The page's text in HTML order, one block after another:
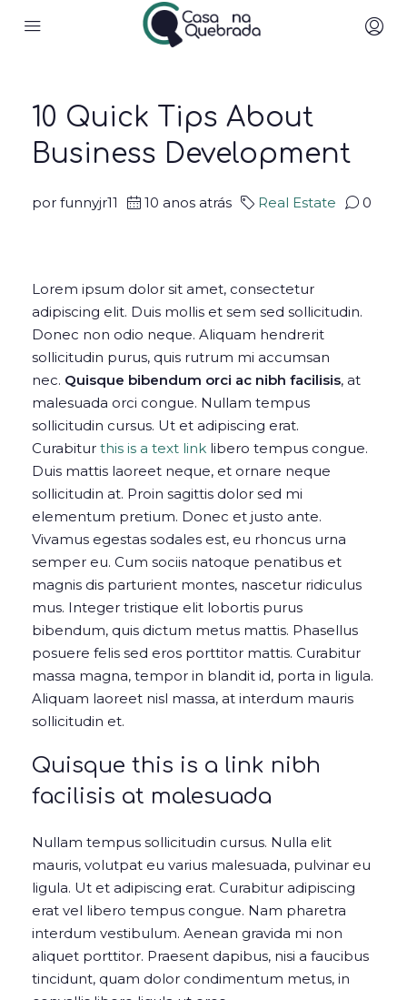
10 Quick Tips About
Business Development
por funnyjr11 10 anos atrás Real Estate 0
Lorem ipsum dolor sit amet, consectetur
adipiscing elit. Duis mollis et sem sed sollicitudin.
Donec non odio neque. Aliquam hendrerit
sollicitudin purus, quis rutrum mi accumsan
nec. Quisque bibendum orci ac nibh facilisis, at
malesuada orci congue. Nullam tempus
sollicitudin cursus. Ut et adipiscing erat.
Curabitur this is a text link libero tempus congue.
Duis mattis laoreet neque, et ornare neque
sollicitudin at. Proin sagittis dolor sed mi
elementum pretium. Donec et justo ante.
Vivamus egestas sodales est, eu rhoncus urna
semper eu. Cum sociis natoque penatibus et
magnis dis parturient montes, nascetur ridiculus
mus. Integer tristique elit lobortis purus
bibendum, quis dictum metus mattis. Phasellus
posuere felis sed eros porttitor mattis. Curabitur
massa magna, tempor in blandit id, porta in ligula.
Aliquam laoreet nisl massa, at interdum mauris
sollicitudin et.
Quisque this is a link nibh
facilisis at malesuada
Nullam tempus sollicitudin cursus. Nulla elit
mauris, volutpat eu varius malesuada, pulvinar eu
ligula. Ut et adipiscing erat. Curabitur adipiscing
erat vel libero tempus congue. Nam pharetra
interdum vestibulum. Aenean gravida mi non
aliquet porttitor. Praesent dapibus, nisi a faucibus
tincidunt, quam dolor condimentum metus, in